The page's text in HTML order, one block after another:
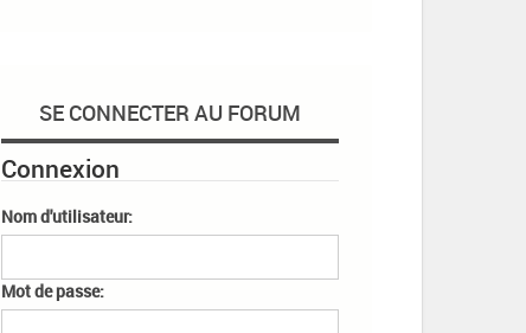
SE CONNECTER AU FORUM
Connexion
Nom d'utilisateur:
Mot de passe: